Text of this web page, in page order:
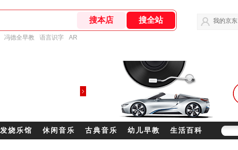
冯德全早教 语言识字 AR
我的京东
发烧乐馆 休闲音乐 古典音乐 幼儿早教 生活百科